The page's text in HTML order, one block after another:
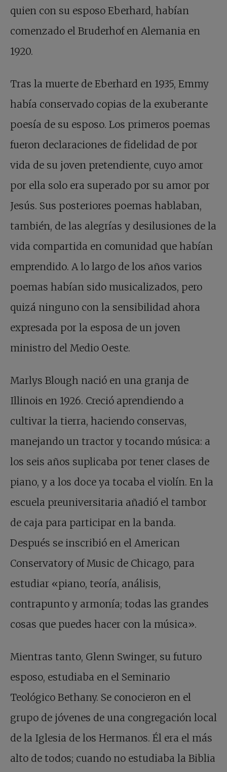
quien con su esposo Eberhard, habían
comenzado el Bruderhof en Alemania en
1920.
Tras la muerte de Eberhard en 1935, Emmy
había conservado copias de la exuberante
poesía de su esposo. Los primeros poemas
fueron declaraciones de fidelidad de por
vida de su joven pretendiente, cuyo amor
por ella solo era superado por su amor por
Jesús. Sus posteriores poemas hablaban,
también, de las alegrías y desilusiones de la
vida compartida en comunidad que habían
emprendido. A lo largo de los años varios
poemas habían sido musicalizados, pero
quizá ninguno con la sensibilidad ahora
expresada por la esposa de un joven
ministro del Medio Oeste.
Marlys Blough nació en una granja de
Illinois en 1926. Creció aprendiendo a
cultivar la tierra, haciendo conservas,
manejando un tractor y tocando música: a
los seis años suplicaba por tener clases de
piano, y a los doce ya tocaba el violín. En la
escuela preuniversitaria añadió el tambor
de caja para participar en la banda.
Después se inscribió en el American
Conservatory of Music de Chicago, para
estudiar «piano, teoría, análisis,
contrapunto y armonía; todas las grandes
cosas que puedes hacer con la música».
Mientras tanto, Glenn Swinger, su futuro
esposo, estudiaba en el Seminario
Teológico Bethany. Se conocieron en el
grupo de jóvenes de una congregación local
de la Iglesia de los Hermanos. Él era el más
alto de todos; cuando no estudiaba la Biblia